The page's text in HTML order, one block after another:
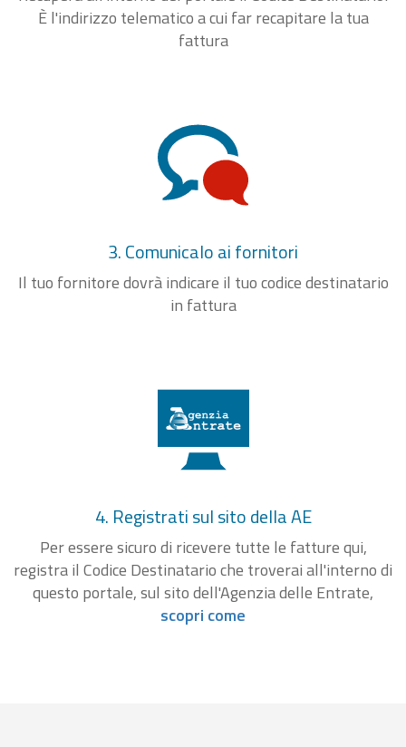
È l'indirizzo telematico a cui far recapitare la tua
fattura
3. Comunicalo ai fornitori
Il tuo fornitore dovrà indicare il tuo codice destinatario
in fattura
4. Registrati sul sito della AE
Per essere sicuro di ricevere tutte le fatture qui,
registra il Codice Destinatario che troverai all'interno di
questo portale, sul sito dell'Agenzia delle Entrate,
scopri come